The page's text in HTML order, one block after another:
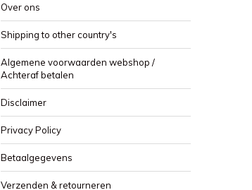
Over ons
Shipping to other country's
Algemene voorwaarden webshop /
Achteraf betalen
Disclaimer
Privacy Policy
Betaalgegevens
Verzenden & retourneren